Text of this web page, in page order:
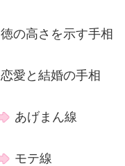
徳の高さを示す手相
恋愛と結婚の手相
あげまん線
モテ線